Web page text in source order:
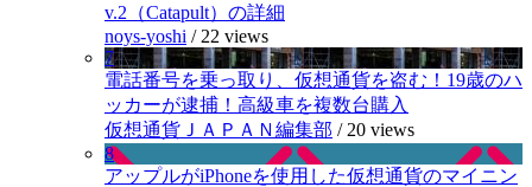
v.2（Catapult）の詳細
noys-yoshi / 22 views
7
電話番号を乗っ取り、仮想通貨を盗む！19歳のハ
ッカーが逮捕！高級車を複数台購入
仮想通貨ＪＡＰＡＮ編集部 / 20 views
8
アップルがiPhoneを使用した仮想通貨のマイニン